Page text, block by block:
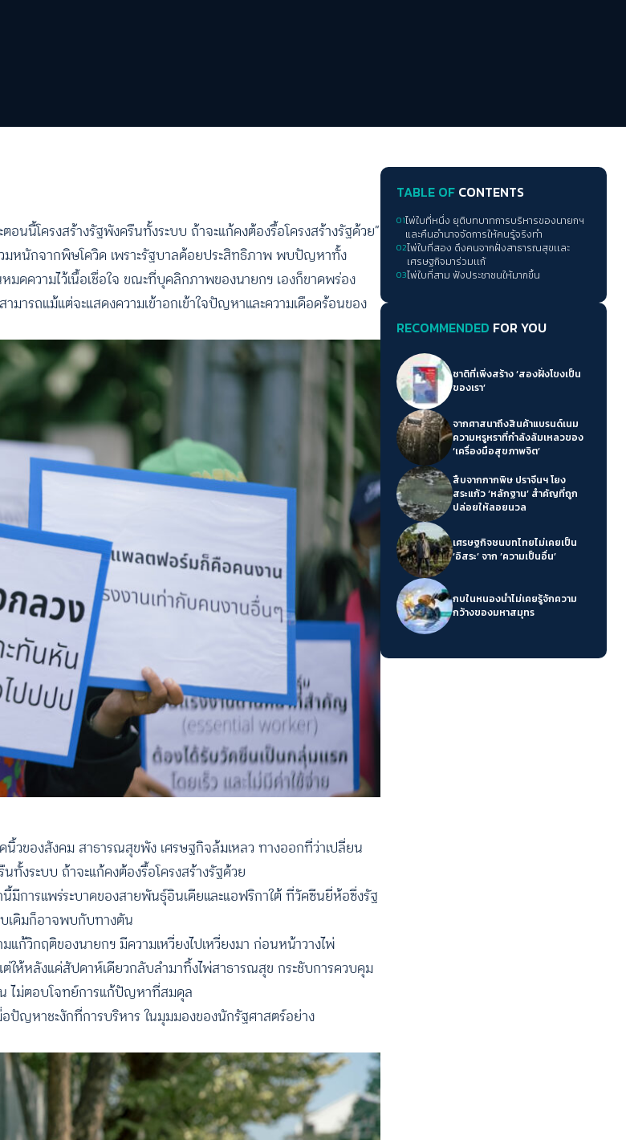
นี้โครงสร้างรัฐพังครืนทั้งระบบ ถ้าจะแก้คงต้องรื้อโครงสร้างรัฐด้วย”
มหนักจากพิษโควิด เพราะรัฐบาลด้อยประสิทธิภาพ พบปัญหาทั้ง
ดความไว้เนื้อเชื่อใจ ขณะที่บุคลิกภาพของนายกฯ เองก็ขาดพร่อง
มารถแม้แต่จะแสดงความเข้าอกเข้าใจปัญหาและความเดือดร้อนของ
นิ้วของสังคม สาธารณสุขพัง เศรษฐกิจล้มเหลว ทางออกที่ว่าเปลี่ยน
งระบบ ถ้าจะแก้คงต้องรื้อโครงสร้างรัฐด้วย
มีการแพร่ระบาดของสายพันธุ์อินเดียและแอฟริกาใต้ ที่วัคซีนยี่ห้อซึ่งรัฐ
เดิมก็อาจพบกับทางตัน
แก้วิกฤติของนายกฯ มีความเหวี่ยงไปเหวี่ยงมา ก่อนหน้าวางไพ่
ให้หลังแค่สัปดาห์เดียวกลับลำมาทิ้งไพ่สาธารณสุข กระชับการควบคุม
น ไม่ตอบโจทย์การแก้ปัญหาที่สมดุล
ปัญหาชะงักที่การบริหาร ในมุมมองของนักรัฐศาสตร์อย่าง
TABLE OF CONTENTS
01ไพ่ใบที่หนึ่ง ยุติบทบาทการบริหารของนายกฯ
และคืนอำนาจจัดการให้คนรู้จริงทำ
02ไพ่ใบที่สอง ดึงคนจากฝั่งสาธารณสุขเเละ
เศรษฐกิจมาร่วมเเก้
03ไพ่ใบที่สาม ฟังประชาชนให้มากขึ้น
RECOMMENDED FOR YOU
ชาติที่เพิ่งสร้าง ‘สองฝั่งโขงเป็น
ของเรา’
จากศาสนาถึงสินค้าแบรนด์เนม
ความหรูหราที่กำลังล้มเหลวของ
‘เครื่องมือสุขภาพจิต’
สืบจากกากพิษ ปราจีนฯ โยง
สระแก้ว ‘หลักฐาน’ สำคัญที่ถูก
ปล่อยให้ลอยนวล
เศรษฐกิจชนบทไทยไม่เคยเป็น
‘อิสระ’ จาก ‘ความเป็นอื่น’
กบในหนองน้ำไม่เคยรู้จักความ
กว้างของมหาสมุทร